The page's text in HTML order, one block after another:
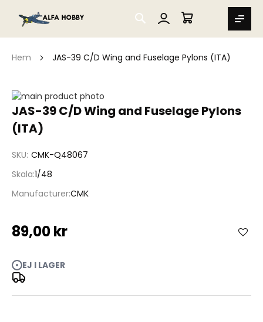
SEARCH
MIN VARUKORG
Hem JAS-39 C/D Wing and Fuselage Pylons (ITA)
JAS-39 C/D Wing and Fuselage Pylons
(ITA)
SKU CMK-Q48067
Skala 1/48
ManufacturerCMK
89,00 kr
EJ I LAGER
Hoppa
till
slutet
av
Hoppa
till
början
bildgalleriet